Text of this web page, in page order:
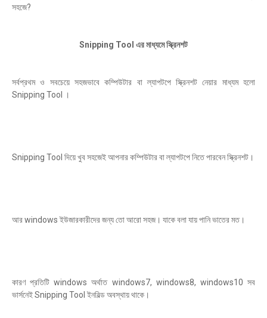
সহজে?
Snipping Tool এর মাধ্যমে স্ক্রিনশট
সর্বপ্রথম ও সবচেয়ে সহজভাবে কম্পিউটার বা ল্যাপটপে স্ক্রিনশট নেয়ার মাধ্যম হলো
Snipping Tool ।
Snipping Tool দিয়ে খুব সহজেই আপনার কম্পিউটার বা ল্যাপটপে নিতে পারবেন স্ক্রিনশট।
আর windows ইউজারকারীদের জন্য তো আরো সহজ। যাকে বলা যায় পানি ভাতের মত।
কারণ প্রতিটি windows অর্থাত windows7, windows8, windows10 সব
ভার্সনেই Snipping Tool ইনবিল্ড অবস্থায় থাকে।